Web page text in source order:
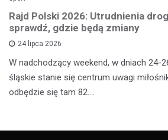
Rajd Polski 2026: Utrudnienia
sprawdź, gdzie będą zmiany
24 lipca 2026
W nadchodzący weekend, w dniach 24-
śląskie stanie się centrum uwagi
odbędzie się tam 82.…